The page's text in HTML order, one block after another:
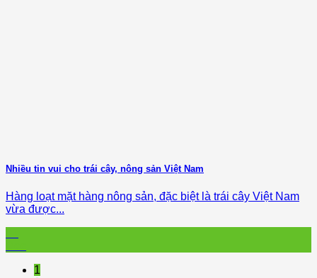
Nhiều tin vui cho trái cây, nông sản Việt Nam
Hàng loạt mặt hàng nông sản, đặc biệt là trái cây Việt Nam
vừa được...
1